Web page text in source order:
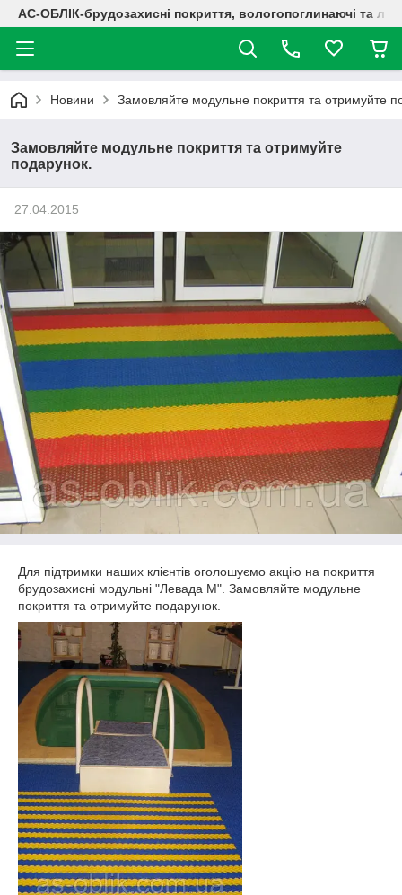
АС-ОБЛІК-брудозахисні покриття, вологопоглинаючі та
Новини Замовляйте модульне покриття та отримуйте
Замовляйте модульне покриття та отримуйте
подарунок.
27.04.2015
Для підтримки наших клієнтів оголошуємо акцію на покриття
брудозахисні модульні "Левада М". Замовляйте модульне
покриття та отримуйте подарунок.